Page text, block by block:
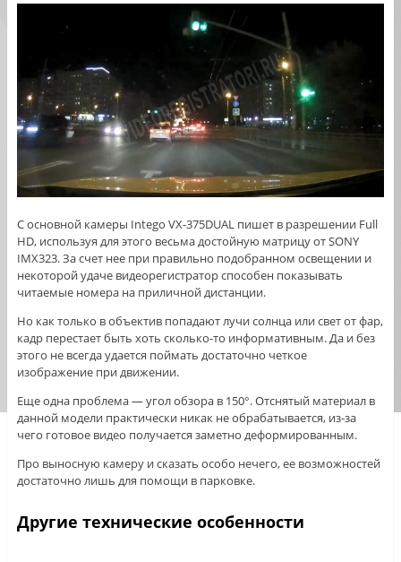
С основной камеры Intego VX-375DUAL пишет в разрешении Full
HD, используя для этого весьма достойную матрицу от SONY
IMX323. За счет нее при правильно подобранном освещении и
некоторой удаче видеорегистратор способен показывать
читаемые номера на приличной дистанции.
Но как только в объектив попадают лучи солнца или свет от фар,
кадр перестает быть хоть сколько-то информативным. Да и без
этого не всегда удается поймать достаточно четкое
изображение при движении.
Еще одна проблема — угол обзора в 150°. Отснятый материал в
данной модели практически никак не обрабатывается, из-за
чего готовое видео получается заметно деформированным.
Про выносную камеру и сказать особо нечего, ее возможностей
достаточно лишь для помощи в парковке.
Другие технические особенности